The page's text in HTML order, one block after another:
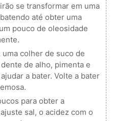
se transformar em uma
até obter uma
pouco de oleosidade
colher de suco de
de alho, pimenta e
a bater. Volte a bater
para obter a
sal, o acidez com o